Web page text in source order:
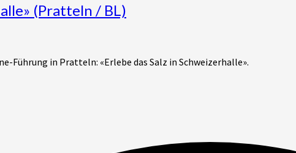
(Pratteln / BL)
Führung in Pratteln: «Erlebe das Salz in Schweizerhalle».